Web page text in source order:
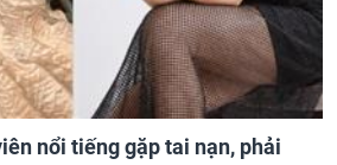
nổi tiếng gặp tai nạn, phải